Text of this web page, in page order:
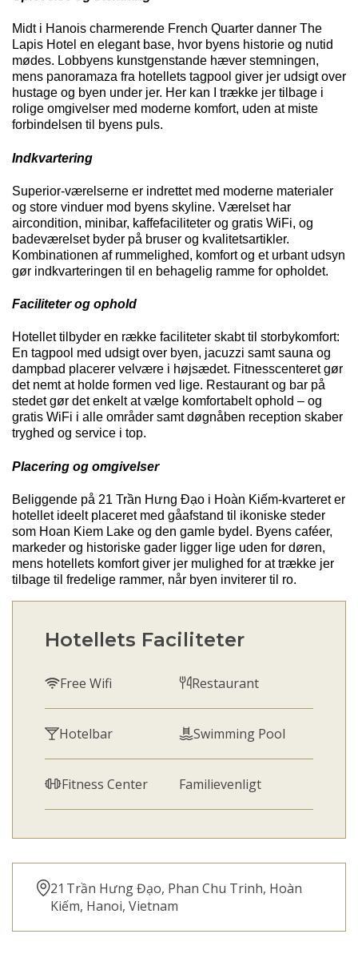
Midt i Hanois charmerende French Quarter danner The
Lapis Hotel en elegant base, hvor byens historie og nutid
mødes. Lobbyens kunstgenstande hæver stemningen,
mens panoramaza fra hotellets tagpool giver jer udsigt over
hustage og byen under jer. Her kan I trække jer tilbage i
rolige omgivelser med moderne komfort, uden at miste
forbindelsen til byens puls.
Indkvartering
Superior-værelserne er indrettet med moderne materialer
og store vinduer mod byens skyline. Værelset har
aircondition, minibar, kaffefaciliteter og gratis WiFi, og
badeværelset byder på bruser og kvalitetsartikler.
Kombinationen af rummelighed, komfort og et urbant udsyn
gør indkvarteringen til en behagelig ramme for opholdet.
Faciliteter og ophold
Hotellet tilbyder en række faciliteter skabt til storbykomfort:
En tagpool med udsigt over byen, jacuzzi samt sauna og
dampbad placerer velvære i højsædet. Fitnesscenteret gør
det nemt at holde formen ved lige. Restaurant og bar på
stedet gør det enkelt at vælge komfortabelt ophold – og
gratis WiFi i alle områder samt døgnåben reception skaber
tryghed og service i top.
Placering og omgivelser
Beliggende på 21 Trần Hưng Đạo i Hoàn Kiếm-kvarteret er
hotellet ideelt placeret med gåafstand til ikoniske steder
som Hoan Kiem Lake og den gamle bydel. Byens caféer,
markeder og historiske gader ligger lige uden for døren,
mens hotellets komfort giver jer mulighed for at trække jer
tilbage til fredelige rammer, når byen inviterer til ro.
Hotellets Faciliteter
Free Wifi Restaurant
Hotelbar Swimming Pool
Fitness Center Familievenligt
21 Trần Hưng Đạo, Phan Chu Trinh, Hoàn
Kiếm, Hanoi, Vietnam